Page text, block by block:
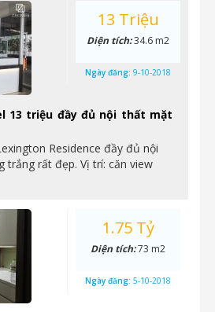
13 triệu đầy đủ nội thất mặt
Residence đầy đủ nội
trắng rất đẹp. Vị trí: căn view
13 Triệu
Diện tích:34.6 m2
Ngày đăng: 9-10-2018
1.75 Tỷ
Diện tích:73 m2
Ngày đăng: 5-10-2018